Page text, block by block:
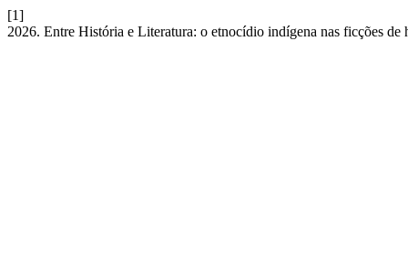
[1]
2026. Entre História e Literatura: o etnocídio indígena nas ficções